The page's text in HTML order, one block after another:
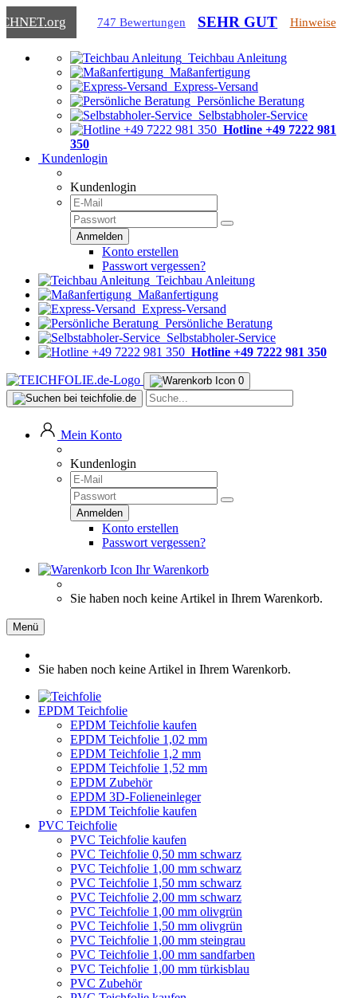
.org 747 Bewertungen SEHR GUT Hinweise
Teichbau Anleitung
Maßanfertigung
Express-Versand
Persönliche Beratung
Selbstabholer-Service
Hotline +49 7222 981
350
Kundenlogin
Kundenlogin
Konto erstellen
Passwort vergessen?
Teichbau Anleitung
Maßanfertigung
Express-Versand
Persönliche Beratung
Selbstabholer-Service
Hotline +49 7222 981 350
0
Mein Konto
Kundenlogin
Konto erstellen
Passwort vergessen?
Ihr Warenkorb
Sie haben noch keine Artikel in Ihrem Warenkorb.
Menü
Sie haben noch keine Artikel in Ihrem Warenkorb.
EPDM Teichfolie
EPDM Teichfolie kaufen
EPDM Teichfolie 1,02 mm
EPDM Teichfolie 1,2 mm
EPDM Teichfolie 1,52 mm
EPDM Zubehör
EPDM 3D-Folieneinleger
EPDM Teichfolie kaufen
PVC Teichfolie
PVC Teichfolie kaufen
PVC Teichfolie 0,50 mm schwarz
PVC Teichfolie 1,00 mm schwarz
PVC Teichfolie 1,50 mm schwarz
PVC Teichfolie 2,00 mm schwarz
PVC Teichfolie 1,00 mm olivgrün
PVC Teichfolie 1,50 mm olivgrün
PVC Teichfolie 1,00 mm steingrau
PVC Teichfolie 1,00 mm sandfarben
PVC Teichfolie 1,00 mm türkisblau
PVC Zubehör